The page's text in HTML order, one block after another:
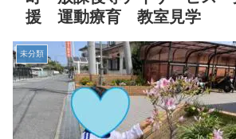
援 運動療育 教室見学
未分類